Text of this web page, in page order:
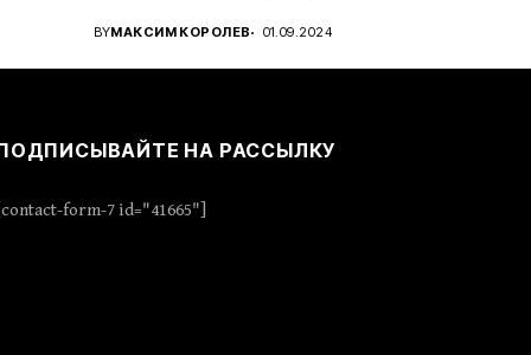
проявить стратегическое...
BYМАКСИМ КОРОЛЕВ 01.09.2024
НА РАССЫЛКУ
[contact-form-7 id="41665"]